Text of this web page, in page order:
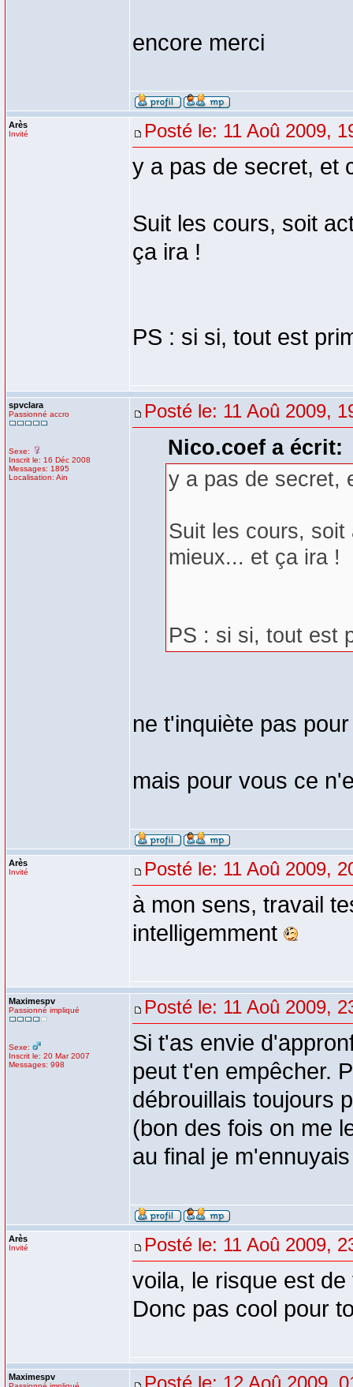
encore merci
Arès
Invité Posté le: 11 Aoû 2009,
y a pas de secret, et
Suit les cours, soit
ça ira !
PS : si si, tout est
spvclara
Passionné accro
Sexe:
Inscrit le: 16 Déc 2008
Messages: 1895
Localisation: Ain
Posté le: 11 Aoû 2009,
Nico.coef a écrit:
y a pas de secret,
Suit les cours,
mieux... et ça ira !
PS : si si, tout est
ne t'inquiète pas
mais pour vous ce
Arès
Invité Posté le: 11 Aoû 2009,
à mon sens, travail
intelligemment
Maximespv
Passionné impliqué
Sexe:
Inscrit le: 20 Mar 2007
Messages: 998
Posté le: 11 Aoû 2009,
Si t'as envie
peut t'en empêcher.
débrouillais toujours
(bon des fois on me
au final je
Arès
Invité Posté le: 11 Aoû 2009,
voila, le risque est
Donc pas cool pour
Maximespv Posté le: 12 Aoû 2009,